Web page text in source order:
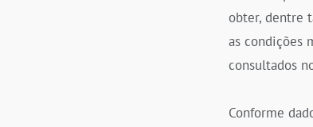
obter, dentre
as condições
consultados
Conforme